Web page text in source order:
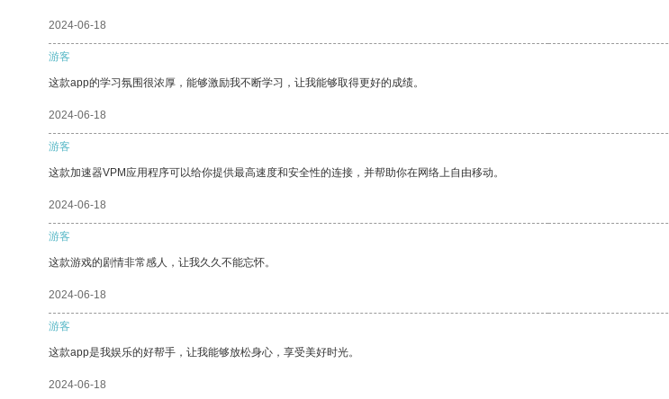
2024-06-18
游客
这款app的学习氛围很浓厚，能够激励我不断学习，让我能够取得更好的成绩。
2024-06-18
游客
这款加速器VPM应用程序可以给你提供最高速度和安全性的连接，并帮助你在网络上自由移动。
2024-06-18
游客
这款游戏的剧情非常感人，让我久久不能忘怀。
2024-06-18
游客
这款app是我娱乐的好帮手，让我能够放松身心，享受美好时光。
2024-06-18